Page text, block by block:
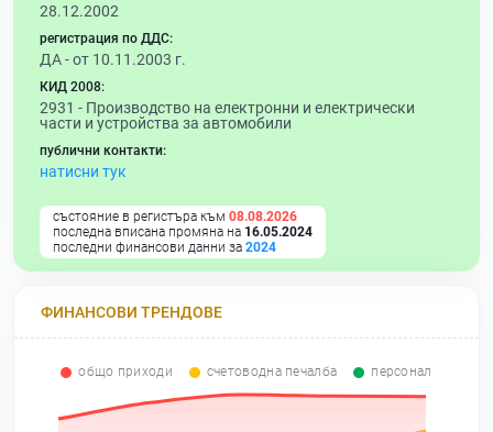
28.12.2002
регистрация по ДДС:
ДА - от 10.11.2003 г.
КИД 2008:
2931 - Производство на електронни и електрически
части и устройства за автомобили
публични контакти:
натисни тук
състояние в регистъра към 08.08.2026
последна вписана промяна на 16.05.2024
последни финансови данни за 2024
ФИНАНСОВИ ТРЕНДОВЕ
общо приходи счетоводна печалба персонал